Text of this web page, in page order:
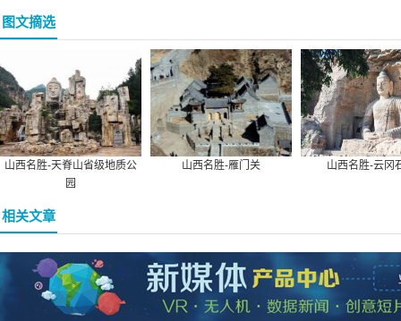
图文摘选
山西名胜-天脊山省级地质公
园
山西名胜-雁门关 山西名胜-云冈
相关文章